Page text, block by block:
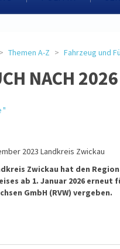
Themen A-Z Fahrzeug und
NACH
"
2023 Landkreis Zwickau
Zwickau hat den
ab 1. Januar 2026
GmbH (RVW) vergeben.